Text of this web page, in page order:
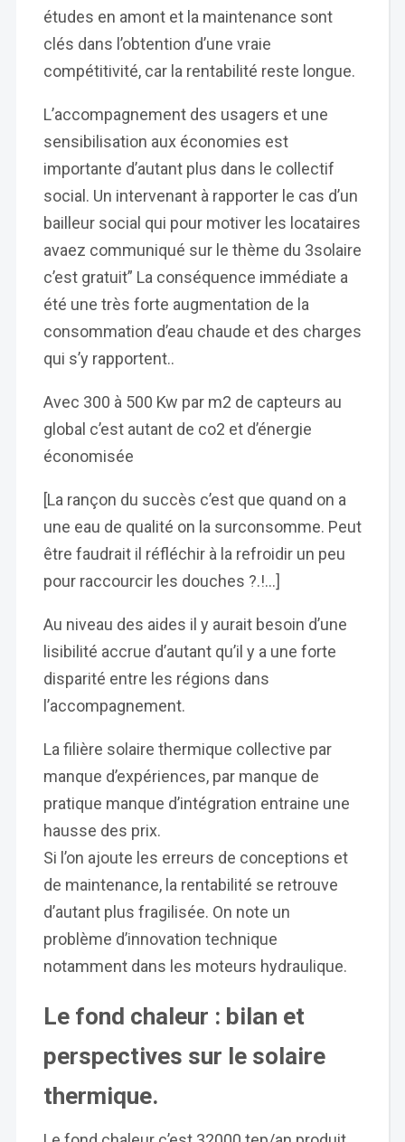
études en amont et la maintenance sont
clés dans l’obtention d’une vraie
compétitivité, car la rentabilité reste longue.
L’accompagnement des usagers et une
sensibilisation aux économies est
importante d’autant plus dans le collectif
social. Un intervenant à rapporter le cas d’un
bailleur social qui pour motiver les locataires
avaez communiqué sur le thème du 3solaire
c’est gratuit” La conséquence immédiate a
été une très forte augmentation de la
consommation d’eau chaude et des charges
qui s’y rapportent..
Avec 300 à 500 Kw par m2 de capteurs au
global c’est autant de co2 et d’énergie
économisée
[La rançon du succès c’est que quand on a
une eau de qualité on la surconsomme. Peut
être faudrait il réfléchir à la refroidir un peu
pour raccourcir les douches ?.!…]
Au niveau des aides il y aurait besoin d’une
lisibilité accrue d’autant qu’il y a une forte
disparité entre les régions dans
l’accompagnement.
La filière solaire thermique collective par
manque d’expériences, par manque de
pratique manque d’intégration entraine une
hausse des prix.
Si l’on ajoute les erreurs de conceptions et
de maintenance, la rentabilité se retrouve
d’autant plus fragilisée. On note un
problème d’innovation technique
notamment dans les moteurs hydraulique.
Le fond chaleur : bilan et
perspectives sur le solaire
thermique.